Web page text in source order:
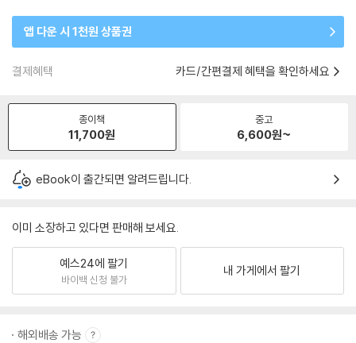
앱 다운 시 1천원 상품권
결제혜택 카드/간편결제 혜택을 확인하세요
종이책
11,700원
중고
6,600원~
eBook이 출간되면 알려드립니다.
이미 소장하고 있다면 판매해 보세요.
예스24에 팔기
바이백 신청 불가
내 가게에서 팔기
해외배송 가능